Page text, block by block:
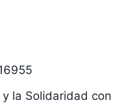
la Solidaridad con